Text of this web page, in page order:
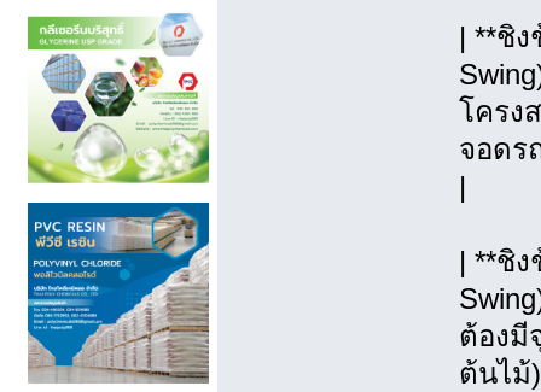
| **ชิ
โครง
จอดร
|
| **ชิ
ต้องมี
ต้นไม้